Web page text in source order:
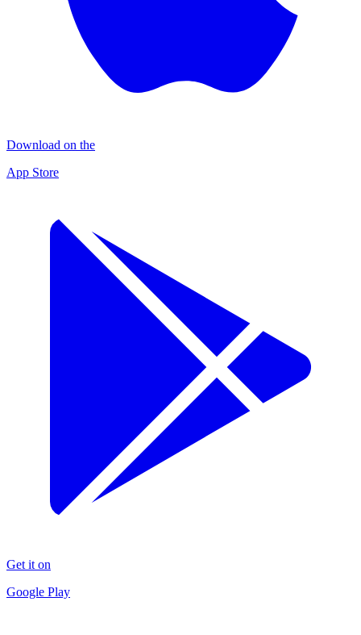
Download on the
App Store
Get it on
Google Play